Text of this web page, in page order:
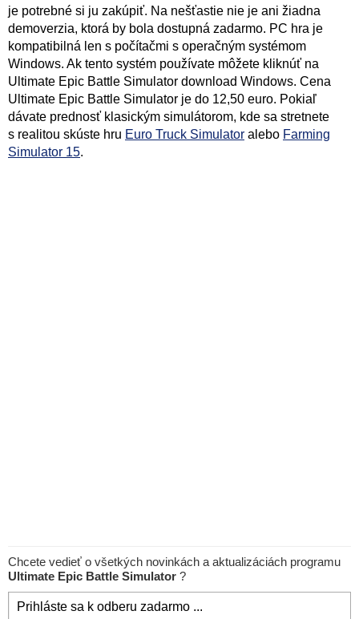
je potrebné si ju zakúpiť. Na nešťastie nie je ani žiadna
demoverzia, ktorá by bola dostupná zadarmo. PC hra je
kompatibilná len s počítačmi s operačným systémom
Windows. Ak tento systém používate môžete kliknúť na
Ultimate Epic Battle Simulator download Windows. Cena
Ultimate Epic Battle Simulator je do 12,50 euro. Pokiaľ
dávate prednosť klasickým simulátorom, kde sa stretnete
s realitou skúste hru Euro Truck Simulator alebo Farming
Simulator 15.
Chcete vedieť o všetkých novinkách a aktualizáciách programu
Ultimate Epic Battle Simulator ?
Prihláste sa k odberu zadarmo ...